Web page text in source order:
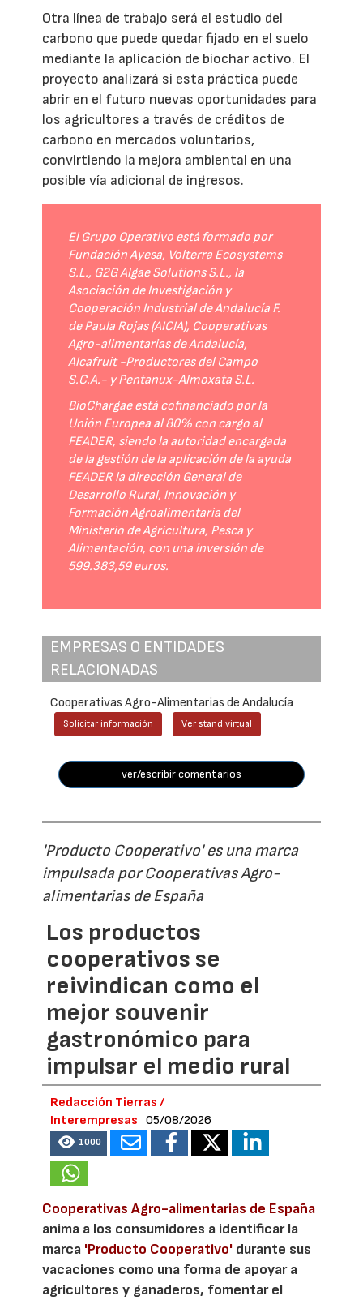
Otra línea de trabajo será el estudio del
carbono que puede quedar fijado en el suelo
mediante la aplicación de biochar activo. El
proyecto analizará si esta práctica puede
abrir en el futuro nuevas oportunidades para
los agricultores a través de créditos de
carbono en mercados voluntarios,
convirtiendo la mejora ambiental en una
posible vía adicional de ingresos.
El Grupo Operativo está formado por
Fundación Ayesa, Volterra Ecosystems
S.L., G2G Algae Solutions S.L., la
Asociación de Investigación y
Cooperación Industrial de Andalucía F.
de Paula Rojas (AICIA), Cooperativas
Agro-alimentarias de Andalucía,
Alcafruit -Productores del Campo
S.C.A.- y Pentanux-Almoxata S.L.
BioChargae está cofinanciado por la
Unión Europea al 80% con cargo al
FEADER, siendo la autoridad encargada
de la gestión de la aplicación de la ayuda
FEADER la dirección General de
Desarrollo Rural, Innovación y
Formación Agroalimentaria del
Ministerio de Agricultura, Pesca y
Alimentación, con una inversión de
599.383,59 euros.
EMPRESAS O ENTIDADES
RELACIONADAS
Cooperativas Agro-Alimentarias de Andalucía
Solicitar información Ver stand virtual
ver/escribir comentarios
'Producto Cooperativo' es una marca
impulsada por Cooperativas Agro-
alimentarias de España
Los productos
cooperativos se
reivindican como el
mejor souvenir
gastronómico para
impulsar el medio rural
Redacción Tierras /
Interempresas
05/08/2026
1000
Cooperativas Agro-alimentarias de España
anima a los consumidores a identificar la
marca 'Producto Cooperativo' durante sus
vacaciones como una forma de apoyar a
agricultores y ganaderos, fomentar el